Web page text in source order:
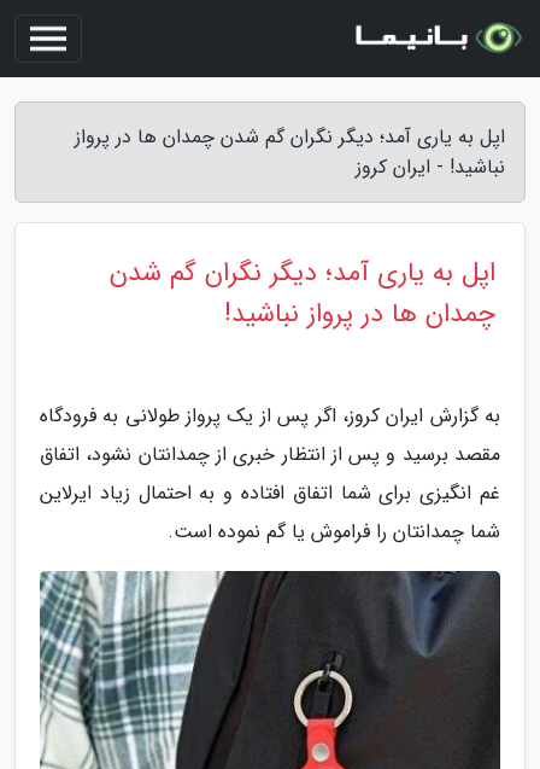
اپل به یاری آمد؛ دیگر نگران گم شدن چمدان ها در پرواز
نباشید! - ایران کروز
اپل به یاری آمد؛ دیگر نگران گم شدن
چمدان ها در پرواز نباشید!
به گزارش ایران کروز، اگر پس از یک پرواز طولانی به فرودگاه
مقصد برسید و پس از انتظار خبری از چمدانتان نشود، اتفاق
غم انگیزی برای شما اتفاق افتاده و به احتمال زیاد ایرلاین
شما چمدانتان را فراموش یا گم نموده است.